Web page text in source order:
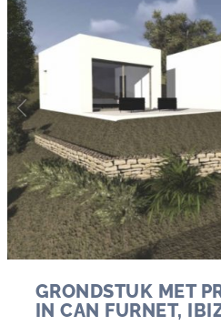
GRONDSTUK MET
IN CAN FURNET,